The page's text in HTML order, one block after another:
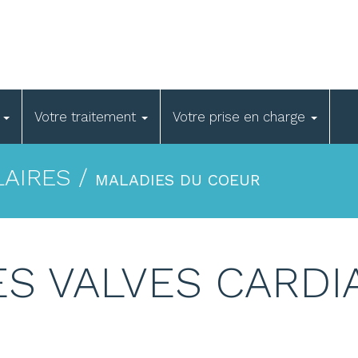
Votre traitement Votre prise en charge
/ MALADIES DU COEUR
VALVES